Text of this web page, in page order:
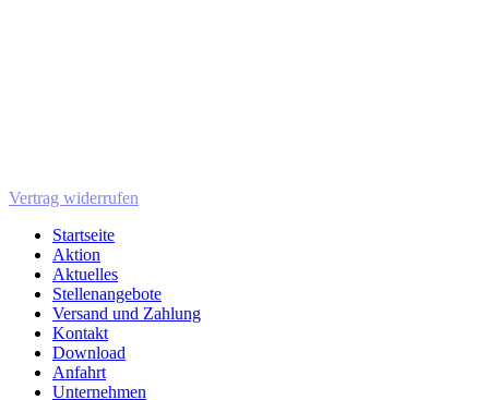
Vertrag widerrufen
Startseite
Aktion
Aktuelles
Stellenangebote
Versand und Zahlung
Kontakt
Download
Anfahrt
Unternehmen